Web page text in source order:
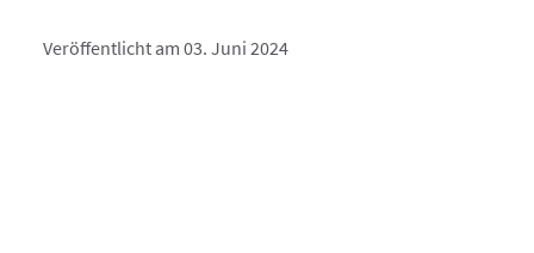
Veröffentlicht am 03. Juni 2024